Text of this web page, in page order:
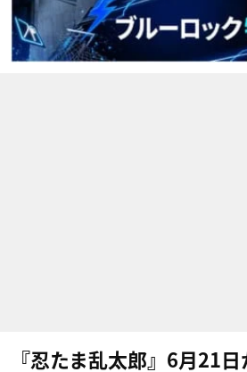
『忍たま乱太郎』6月21